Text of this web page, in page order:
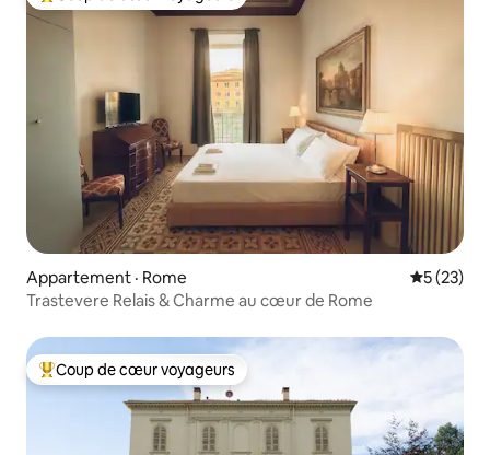
Appartement · Rome Note
5 (23)
Trastevere Relais & Charme au cœur de Rome
Coup de cœur voyageurs parmi les plus aimés
Coup de cœur voyageurs